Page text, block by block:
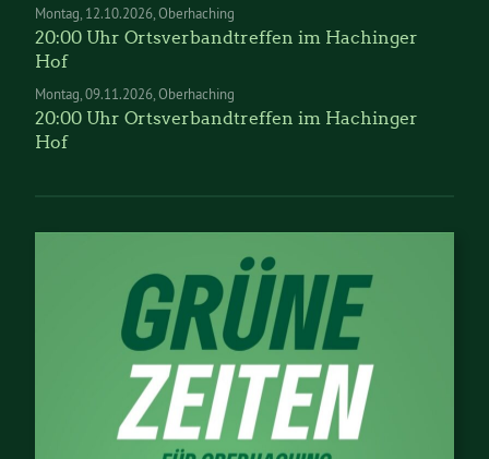
Montag 12.10.2026 Oberhaching
20:00 Uhr Ortsverbandtreffen im Hachinger
Hof
Montag 09.11.2026 Oberhaching
20:00 Uhr Ortsverbandtreffen im Hachinger
Hof